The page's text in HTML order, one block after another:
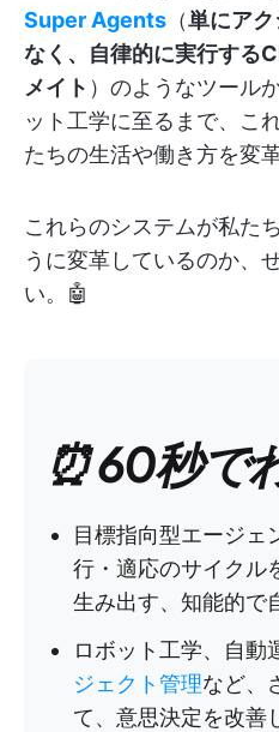
Super Agents （単にア
なく、自律的に実行する
メイト ）のようなツール
ット工学に至るまで、こ
たちの生活や働き方を変
これらのシステムが私た
うに変革しているのか、
い。🤖
⏰ 60秒で
目標指向型エージェ
行・適応のサイクル
生み出す、知能的で
ロボット工学、自動
ジェクト管理など、
て、意思決定を改善